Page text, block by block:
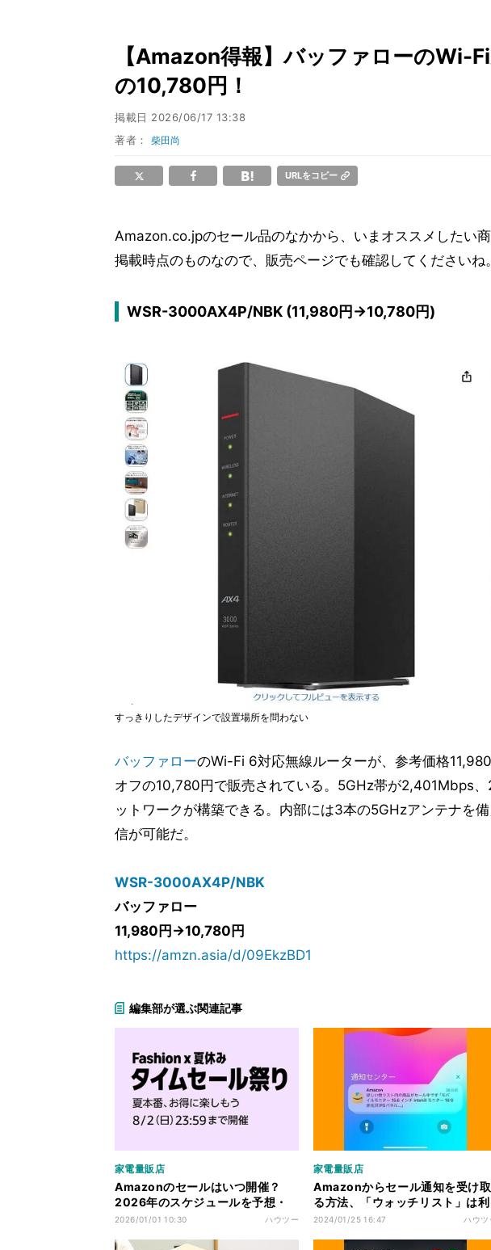
【Amazon得報】バッファローのWi-
の10,780円！
掲載日 2026/06/17 13:38
著者：柴田尚
URLをコピー
Amazon.co.jpのセール品のなかから、いまオススメしたい
掲載時点のものなので、販売ページでも確認してくださいね。
WSR-3000AX4P/NBK (11,980円→10,780円)
すっきりしたデザインで設置場所を問わない
バッファローのWi-Fi 6対応無線ルーターが、参考価格
オフの10,780円で販売されている。5GHz帯が2,401Mbps
ットワークが構築できる。内部には3本の5GHzアンテナを
信が可能だ。
WSR-3000AX4P/NBK
バッファロー
11,980円→10,780円
https://amzn.asia/d/09EkzBD1
編集部が選ぶ関連記事
家電量販店
Amazonのセールはいつ開催？
2026年のスケジュールを予想・
速報
2026/01/01 10:30 ハウツー
家電量販店
Amazonからセール通知を受け取
る方法、「ウォッチリスト」は利
用不可に
2024/01/25 16:47 ハウツ